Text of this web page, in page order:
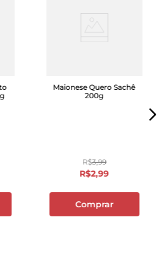
Maionese Quero Sachê
200g
R$3,99
R$2,99
Comprar